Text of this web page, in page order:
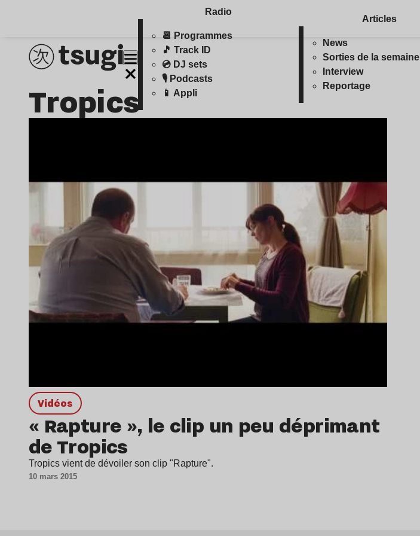
Radio
📆 Programmes
🎵 Track ID
💿 DJ sets
🎙️ Podcasts
📱 Appli
Articles
News
Sorties de la semaine
Interview
Reportage
Tropics
Vidéos
« Rapture », le clip un peu déprimant
de Tropics
Tropics vient de dévoiler son clip "Rapture".
10 mars 2015